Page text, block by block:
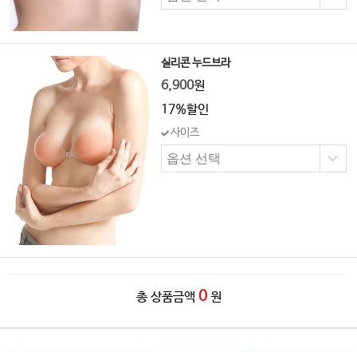
실리콘 누드브라
6,900원
17%할인
사이즈
총 상품금액 0 원